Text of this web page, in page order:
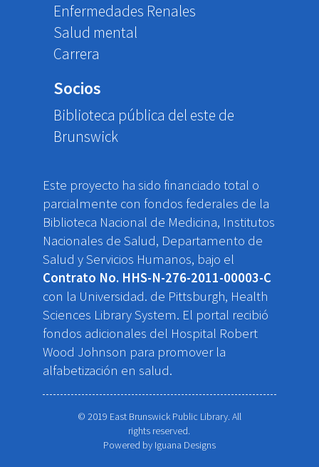
Enfermedades Renales
Salud mental
Carrera
Socios
Biblioteca pública del este de
Brunswick
Este proyecto ha sido financiado total o
parcialmente con fondos federales de la
Biblioteca Nacional de Medicina, Institutos
Nacionales de Salud, Departamento de
Salud y Servicios Humanos, bajo el
Contrato No. HHS-N-276-2011-00003-C
con la Universidad. de Pittsburgh, Health
Sciences Library System. El portal recibió
fondos adicionales del Hospital Robert
Wood Johnson para promover la
alfabetización en salud.
© 2019 East Brunswick Public Library. All
rights reserved.
Powered by Iguana Designs